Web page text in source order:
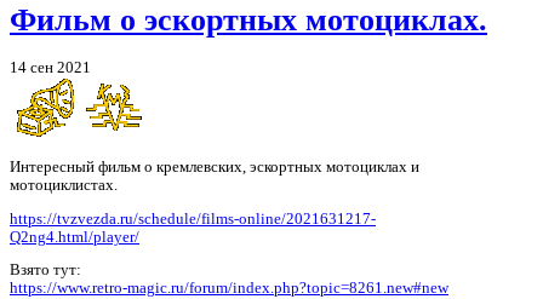
Фильм о эскортных мотоциклах.
14 сен 2021
Интересный фильм о кремлевских, эскортных мотоциклах и
мотоциклистах.
https://tvzvezda.ru/schedule/films-online/2021631217-
Q2ng4.html/player/
Взято тут:
https://www.retro-magic.ru/forum/index.php?topic=8261.new#new